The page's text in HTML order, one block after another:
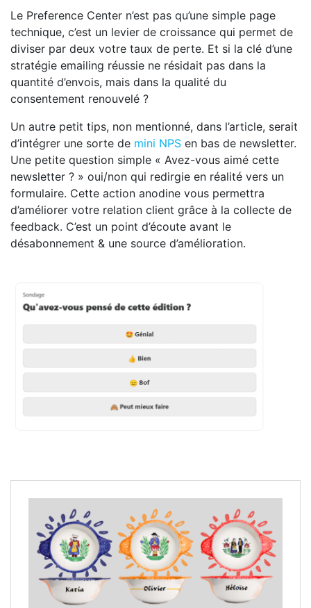
Le Preference Center n’est pas qu’une simple page
technique, c’est un levier de croissance qui permet de
diviser par deux votre taux de perte. Et si la clé d’une
stratégie emailing réussie ne résidait pas dans la
quantité d’envois, mais dans la qualité du
consentement renouvelé ?
Un autre petit tips, non mentionné, dans l’article, serait
d’intégrer une sorte de mini NPS en bas de newsletter.
Une petite question simple « Avez-vous aimé cette
newsletter ? » oui/non qui redirgie en réalité vers un
formulaire. Cette action anodine vous permettra
d’améliorer votre relation client grâce à la collecte de
feedback. C’est un point d’écoute avant le
désabonnement & une source d’amélioration.